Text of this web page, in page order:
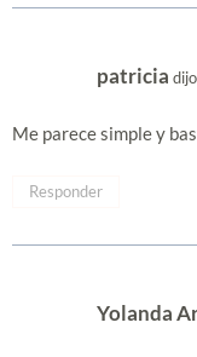
patricia
Me parece simple y
Responder
Yolanda